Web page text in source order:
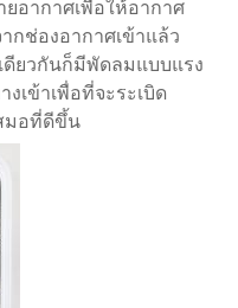
อากาศเพื่อให้อากาศ
กช่องอากาศเข้าแล้ว
ยวกันก็มีพัดลมแบบแรง
เข้าเพื่อที่จะระเบิด
มอที่ดีขึ้น